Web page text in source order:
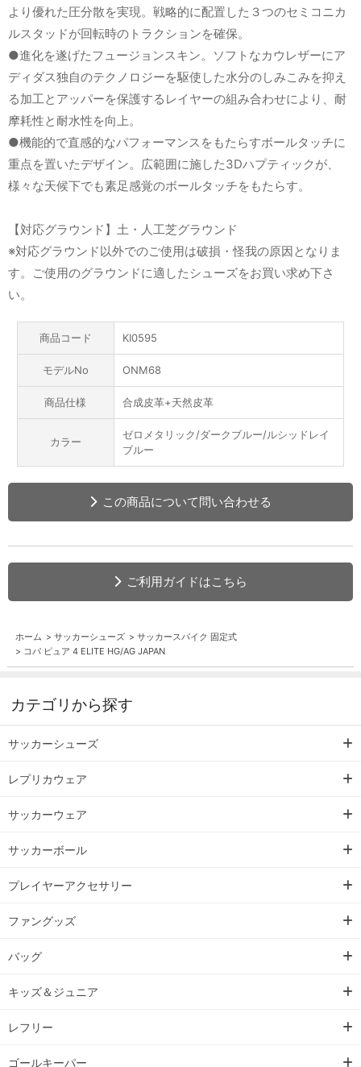
より優れた圧分散を実現。戦略的に配置した３つのセミコニカ
ルスタッドが回転時のトラクションを確保。
●進化を遂げたフュージョンスキン。ソフトなカウレザーにア
ディダス独自のテクノロジーを駆使した水分のしみこみを抑え
る加工とアッパーを保護するレイヤーの組み合わせにより、耐
摩耗性と耐水性を向上。
●機能的で直感的なパフォーマンスをもたらすボールタッチに
重点を置いたデザイン。広範囲に施した3Dハプティックが、
様々な天候下でも素足感覚のボールタッチをもたらす。
【対応グラウンド】土・人工芝グラウンド
※対応グラウンド以外でのご使用は破損・怪我の原因となりま
す。ご使用のグラウンドに適したシューズをお買い求め下さ
い。
商品コード KI0595
モデルNo ONM68
商品仕様 合成皮革+天然皮革
カラー
ゼロメタリック/ダークブルー/ルシッドレイ
ブルー
この商品について問い合わせる
ご利用ガイドはこちら
ホーム > サッカーシューズ > サッカースパイク 固定式
> コパ ピュア 4 ELITE HG/AG JAPAN
カテゴリから探す
サッカーシューズ
レプリカウェア
サッカーウェア
サッカーボール
プレイヤーアクセサリー
ファングッズ
バッグ
キッズ＆ジュニア
レフリー
ゴールキーパー